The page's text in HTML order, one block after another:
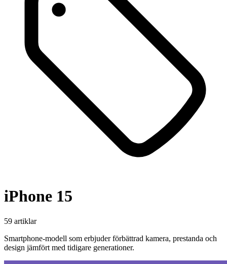
iPhone 15
59 artiklar
Smartphone-modell som erbjuder förbättrad kamera, prestanda och
design jämfört med tidigare generationer.